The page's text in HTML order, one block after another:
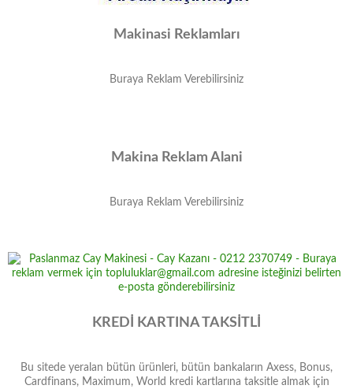
Makinasi Reklamları
Buraya Reklam Verebilirsiniz
Makina Reklam Alani
Buraya Reklam Verebilirsiniz
KREDİ KARTINA TAKSİTLİ
Bu sitede yeralan bütün ürünleri, bütün bankaların Axess, Bonus,
Cardfinans, Maximum, World kredi kartlarına taksitle almak için